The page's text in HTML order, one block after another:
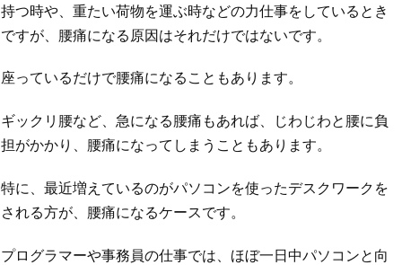
持つ時や、重たい荷物を運ぶ時などの力仕事をしているとき
ですが、腰痛になる原因はそれだけではないです。
座っているだけで腰痛になることもあります。
ギックリ腰など、急になる腰痛もあれば、じわじわと腰に負
担がかかり、腰痛になってしまうこともあります。
特に、最近増えているのがパソコンを使ったデスクワークを
される方が、腰痛になるケースです。
プログラマーや事務員の仕事では、ほぼ一日中パソコンと向